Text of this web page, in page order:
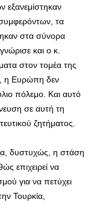
εξανεμίστηκαν
τα
στα σύνορα
και ο κ.
στον τομέα της
η Ευρώπη δεν
πόλεμο. Και αυτό
σε αυτή τη
ζητήματος.
δυστυχώς, η στάση
επιχειρεί να
για να πετύχει
Τουρκία,